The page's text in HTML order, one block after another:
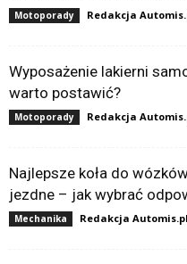
Motoporady Redakcja
Wyposażenie lakierni
warto postawić?
Motoporady Redakcja
Najlepsze koła do
jezdne – jak wybrać
Mechanika Redakcja Automis.pl